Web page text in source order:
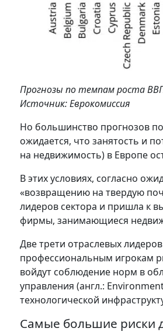
Прогнозы по темпам роста
Источник: Еврокомиссия
Но большинство прогнозов
ожидается, что занятость и
на недвижимость) в Европе
В этих условиях, согласно
«возвращению на твердую
лидеров сектора и пришла к
фирмы, занимающиеся
Две трети отраслевых
профессиональным игрокам
войдут соблюдение норм в
управления (англ.:
технологической
Самые большие риски